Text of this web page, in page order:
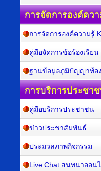
การจัดการองค์คว
การจัดการองค์ความรู้
คู่มือจัดการข้อร้องเรียน
ฐานข้อมูลภูมิปัญญาท้อ
การบริการประชา
คู่มือบริการประชาชน
ข่าวประชาสัมพันธ์
ประมวลภาพกิจกรรม
Live Chat สนทนาออน